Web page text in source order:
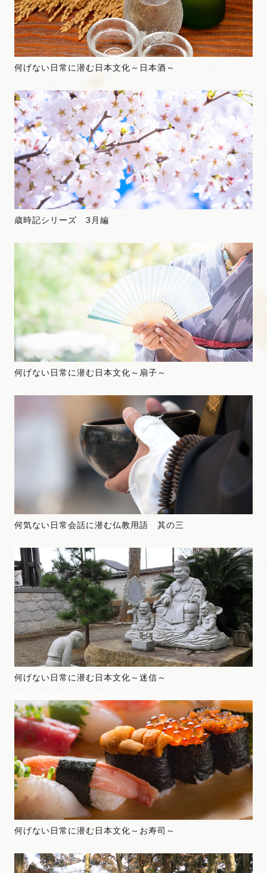
何げない日常に潜む日本文化～日本酒～
歳時記シリーズ 3月編
何げない日常に潜む日本文化～扇子～
何気ない日常会話に潜む仏教用語 其の三
何げない日常に潜む日本文化～迷信～
何げない日常に潜む日本文化～お寿司～